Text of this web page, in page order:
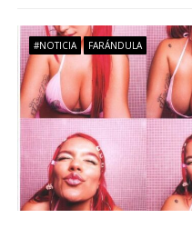
d
a
s
#NOTICIA FARÁNDULA